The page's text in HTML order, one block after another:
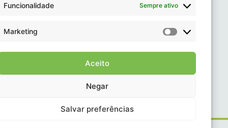
Funcionalidade Sempre ativo
Marketing
Aceito
Negar
Salvar preferências
Contato
contato@rochacerqueira.com.br